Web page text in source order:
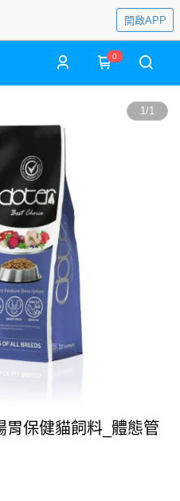
開啟APP
0
1/1
胃保健貓飼料_體態管